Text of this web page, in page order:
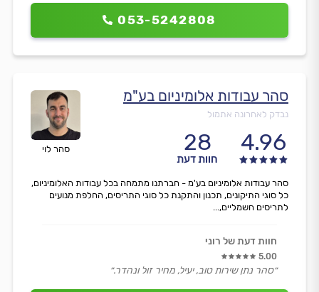
053-5242808
סהר לוי
סהר עבודות אלומיניום בע"מ
נבדק לאחרונה אתמול
4.96
28
חוות דעת
סהר עבודות אלומיניום בע'מ - חברתנו מתמחה בכל עבודות האלומיניום,
כל סוגי התיקונים, תכנון והתקנת כל סוגי התריסים, החלפת מנועים
לתריסים חשמליים,...
חוות דעת של רוני
5.00
״סהר נתן שירות טוב, יעיל, מחיר זול ונהדר.״